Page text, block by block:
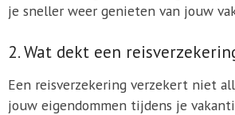
je sneller weer genieten van jouw
2. Wat dekt een
Een reisverzekering verzekert niet
jouw eigendommen tijdens je